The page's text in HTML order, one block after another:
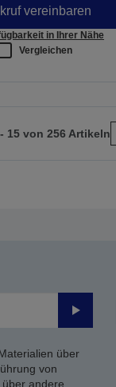
vereinbaren
in Ihrer Nähe
Vergleichen
15 von 256 Artikeln
Senden
über
von
andere